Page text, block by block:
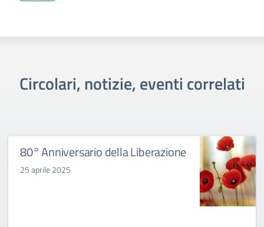
Circolari, notizie, eventi correlati
80° Anniversario della Liberazione
25 aprile 2025